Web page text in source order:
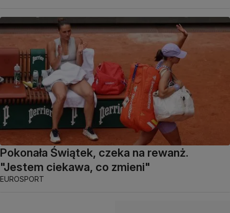
Pokonała Świątek, czeka na rewanż.
"Jestem ciekawa, co zmieni"
EUROSPORT